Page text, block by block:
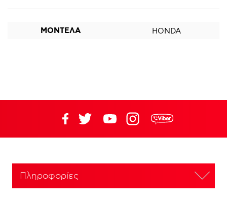
ΜΟΝΤΕΛΑ HONDA
Πληροφορίες